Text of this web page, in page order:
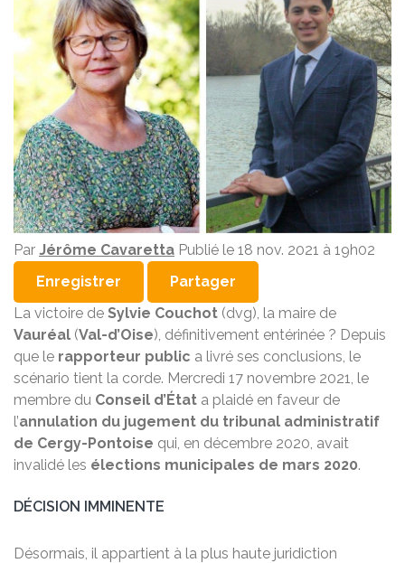
Par Jérôme Cavaretta Publié le 18 nov. 2021 à 19h02
Enregistrer
Partager
La victoire de Sylvie Couchot (dvg), la maire de
Vauréal (Val-d’Oise), définitivement entérinée ? Depuis
que le rapporteur public a livré ses conclusions, le
scénario tient la corde. Mercredi 17 novembre 2021, le
membre du Conseil d’État a plaidé en faveur de
l’annulation du jugement du tribunal administratif
de Cergy-Pontoise qui, en décembre 2020, avait
invalidé les élections municipales de mars 2020.
DÉCISION IMMINENTE
Désormais, il appartient à la plus haute juridiction